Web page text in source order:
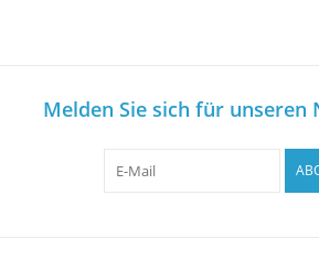
Mikroskope
Melden Sie sich für unseren